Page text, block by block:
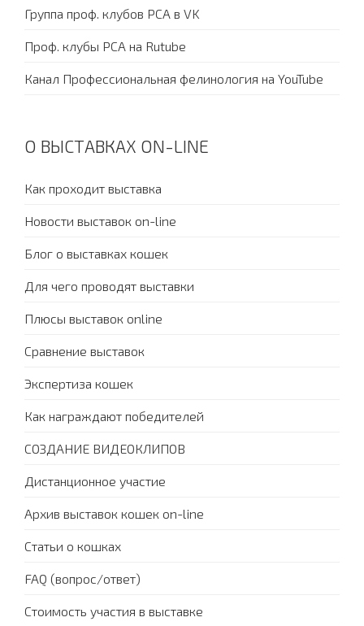
Группа проф. клубов PCA в VK
Проф. клубы PCA на Rutube
Канал Профессиональная фелинология на YouTube
О ВЫСТАВКАХ ON-LINE
Как проходит выставка
Новости выставок on-line
Блог о выставках кошек
Для чего проводят выставки
Плюсы выставок online
Сравнение выставок
Экспертиза кошек
Как награждают победителей
СОЗДАНИЕ ВИДЕОКЛИПОВ
Дистанционное участие
Архив выставок кошек on-line
Статьи о кошках
FAQ (вопрос/ответ)
Стоимость участия в выставке